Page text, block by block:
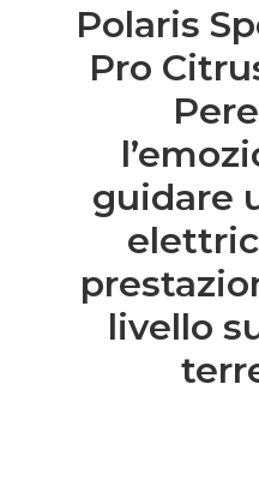
Polaris
Pro
guidare
livello